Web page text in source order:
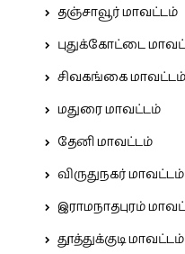
தஞ்சாவூர் மாவட்டம்
புதுக்கோட்டை
சிவகங்கை மாவட்டம்
மதுரை மாவட்டம்
தேனி மாவட்டம்
விருதுநகர் மாவட்டம்
இராமநாதபுரம்
தூத்துக்குடி மாவட்டம்